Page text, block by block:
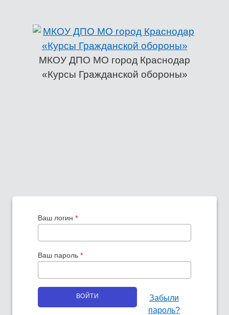
МКОУ ДПО МО город Краснодар
«Курсы Гражданской обороны»
Главные вкладки
Ваш логин *
Ваш пароль *
Забыли
пароль?